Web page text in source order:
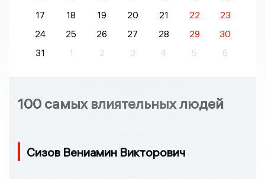
17
18 19 20 21 22
23
24
25 26 27 28 29
30
31
1 2 3 4 5 6
100 самых влиятельных людей
Сизов Вениамин Викторович